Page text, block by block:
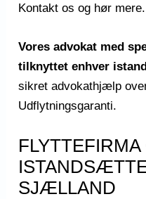
Kontakt os og hør mere.
Vores advokat med
tilknyttet enhver
sikret advokathjælp
Udflytningsgaranti.
FLYTTEFIRMA
SJÆLLAND